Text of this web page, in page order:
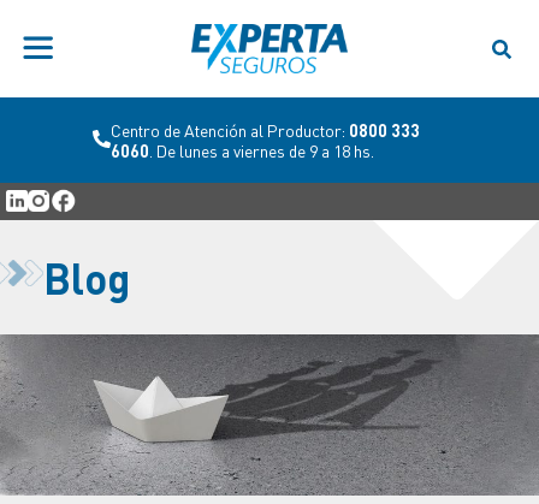
Centro de Atención al Productor: 0800 333
6060 . De lunes a viernes de 9 a 18 hs.
Blog